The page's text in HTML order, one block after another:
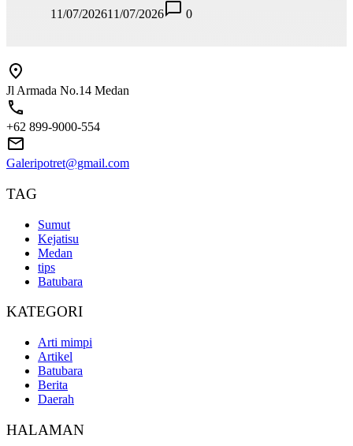
11/07/202611/07/2026 0
Jl Armada No.14 Medan
+62 899-9000-554
Galeripotret@gmail.com
TAG
Sumut
Kejatisu
Medan
tips
Batubara
KATEGORI
Arti mimpi
Artikel
Batubara
Berita
Daerah
HALAMAN